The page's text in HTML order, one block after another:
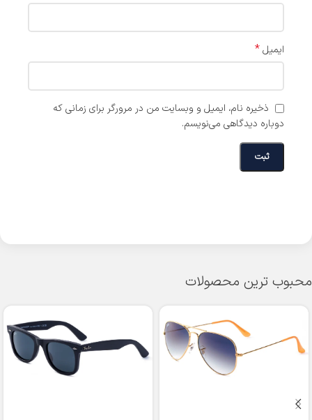
ایمیل*
ذخیره نام، ایمیل و وبسایت من در مرورگر برای زمانی که
دوباره دیدگاهی می‌نویسم.
محبوب ترین محصولات